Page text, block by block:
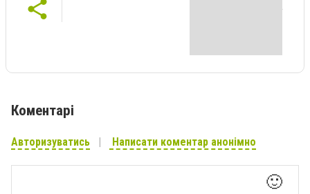
Коментарі
Авторизуватись Написати коментар анонімно
🙂